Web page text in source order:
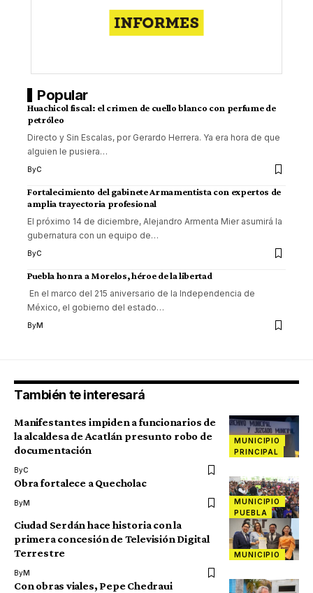
Popular
Huachicol fiscal: el crimen de cuello blanco con perfume de
petróleo
Directo y Sin Escalas, por Gerardo Herrera. Ya era hora de que
alguien le pusiera…
ByC
Fortalecimiento del gabinete Armamentista con expertos de
amplia trayectoria profesional
El próximo 14 de diciembre, Alejandro Armenta Mier asumirá la
gubernatura con un equipo de…
ByC
Puebla honra a Morelos, héroe de la libertad
En el marco del 215 aniversario de la Independencia de
México, el gobierno del estado…
ByM
También te interesará
MUNICIPIO
PRINCIPAL
Manifestantes impiden a funcionarios de
la alcaldesa de Acatlán presunto robo de
documentación
ByC
MUNICIPIO
PUEBLA
Obra fortalece a Quecholac
ByM
MUNICIPIO
Ciudad Serdán hace historia con la
primera concesión de Televisión Digital
Terrestre
ByM
Con obras viales, Pepe Chedraui